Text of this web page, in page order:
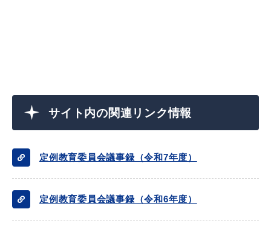
届出・証明 税金
サイト内の関連リンク情報
定例教育委員会議事録（令和7年度）
定例教育委員会議事録（令和6年度）